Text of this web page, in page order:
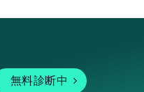
無料診断中